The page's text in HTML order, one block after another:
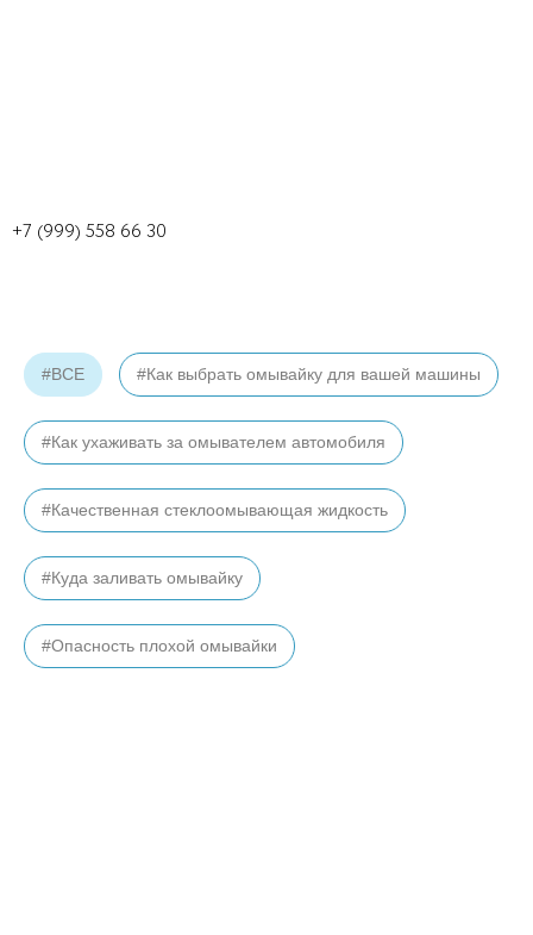
+7 (999) 558 66 30
#ВСЕ #Как выбрать омывайку для вашей машины
#Как ухаживать за омывателем автомобиля
#Качественная стеклоомывающая жидкость
#Куда заливать омывайку
#Опасность плохой омывайки